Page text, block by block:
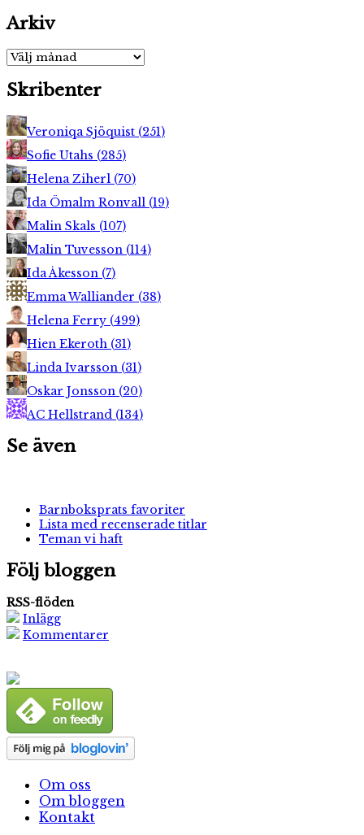
Arkiv
Arkiv
Skribenter
Veroniqa Sjöquist (251)
Sofie Utahs (285)
Helena Ziherl (70)
Ida Ömalm Ronvall (19)
Malin Skals (107)
Malin Tuvesson (114)
Ida Åkesson (7)
Emma Walliander (38)
Helena Ferry (499)
Hien Ekeroth (31)
Linda Ivarsson (31)
Oskar Jonsson (20)
AC Hellstrand (134)
Se även
Barnboksprats favoriter
Lista med recenserade titlar
Teman vi haft
Följ bloggen
RSS-flöden
Inlägg
Kommentarer
Om oss
Om bloggen
Kontakt